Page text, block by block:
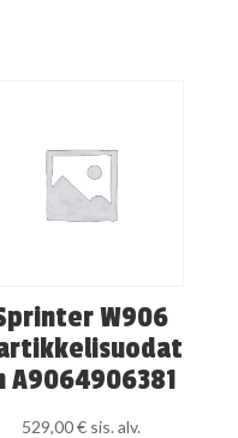
W906
A9064906381
529,00€ sis. alv.